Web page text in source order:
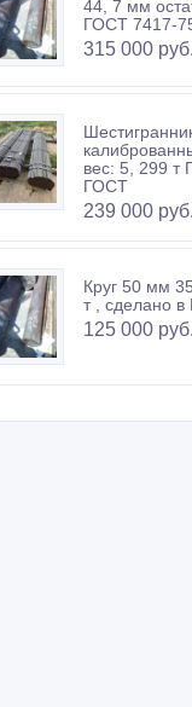
44, 7 мм
ГОСТ 7417-
315 000 руб.
вес: 5, 299 т
ГОСТ
239 000 руб.
Круг 50 мм
т , сделано в
125 000 руб.